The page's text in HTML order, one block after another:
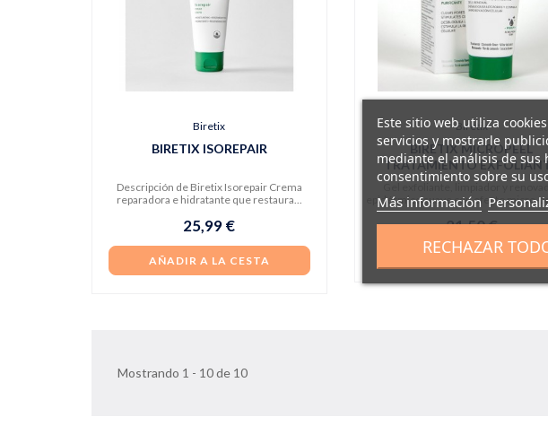
Biretix
BIRETIX ISOREPAIR
Descripción de Biretix Isorepair Crema
reparadora e hidratante que restaura...
25,99 €
AÑADIR A LA CESTA
Biretix
BIRETIX MICROPEEL
TRATAMIENTO
PURIFICANTE
Gel exfoliante, limpiador y
epidérmico suave con efecto micro-
21,50 €
AGOTADO
Mostrando 1 - 10 de 10
Este sitio web utiliza
servicios y mostrarle
mediante el análisis de sus
consentimiento sobre su
Más información
RECHAZAR